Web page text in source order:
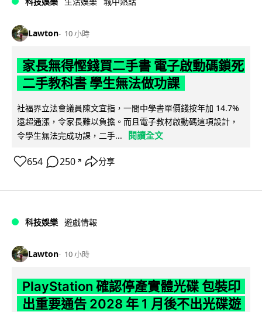
Lawton 10 小時
家長無得慳錢買二手書 電子啟動碼鎖死
二手教科書 學生無法做功課
社福界立法會議員陳文宜指，一間中學書單價錢按年加 14.7%
遠超通漲，令家長難以負擔。而且電子教材啟動碼這項設計，
令學生無法完成功課，二手...
閱讀全文
654 250 ↗ 分享
科技娛樂 遊戲情報
Lawton 10 小時
PlayStation 確認停產實體光碟 包裝印
出重要通告 2028 年 1 月後不出光碟遊